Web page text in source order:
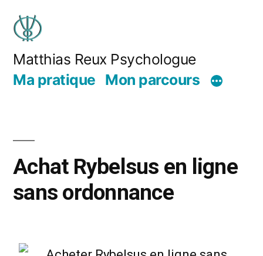
Matthias Reux Psychologue
Ma pratique Mon parcours
Achat Rybelsus en ligne
sans ordonnance